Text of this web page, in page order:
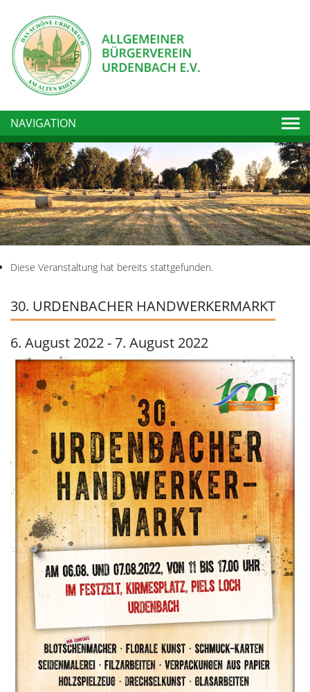
NAVIGATION
Diese Veranstaltung hat bereits stattgefunden.
30. URDENBACHER HANDWERKERMARKT
6. August 2022- 7. August 2022